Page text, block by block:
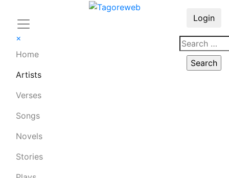
×
Home
Artists
Verses
Songs
Novels
Stories
Login